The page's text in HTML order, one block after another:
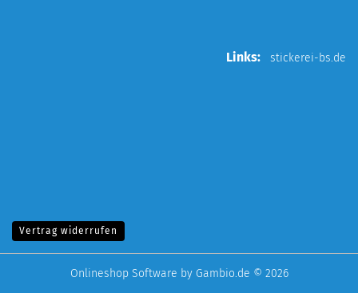
Links: stickerei-bs.de
Vertrag widerrufen
Onlineshop Software by Gambio.de © 2026